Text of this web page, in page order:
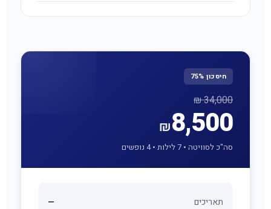
חיסכון 75%
34,000 ₪
8,500
₪
סה"כ לסוויטה • 7 לילות • 4 נופשים
תאריכים
—